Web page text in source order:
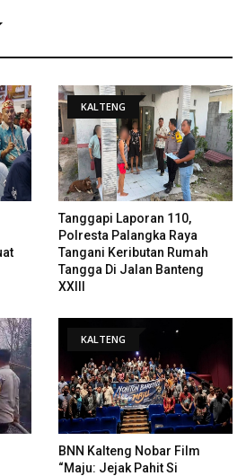
KALTENG
Tanggapi Laporan 110,
Polresta Palangka Raya
Tangani Keributan Rumah
Tangga Di Jalan Banteng
XXIII
KALTENG
BNN Kalteng Nobar Film
“Maju: Jejak Pahit Si